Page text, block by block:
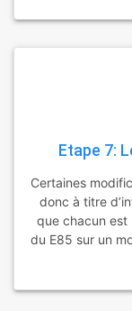
Etape 7:
Certaines
donc à titre
que chacun est
du E85 sur un